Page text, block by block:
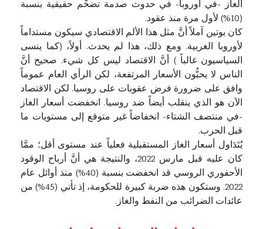
الغاز -في أوروبا- في حدوث صدمة تضخُّم حقيقية بنسبة
(10%) لأول مرة منذ عقود.
كان بوتين آملاً أنَّ مثل هذا الألم الاقتصادي سيكون مستداماً
لأوروبا الغربية. ومع ذلك، هذا لم يحدث. أولاً، (كما ينسى
السياسيون غالباً ) أنَّ الاقتصاد ليس كل شيء. صحيح أنَّ
الناس لا يحبُّون الأسعار المرتفعة، لكن الرأي العام عموماً
وافق على ضرورة فرض عقوبات على روسيا. لكن الاقتصاد
الآن هو الذي ينقلب أيضاً ضد روسيا. انخفضت أسعار الغاز
-في منتصف الشتاء- انخفاضاً غير متوقع إلى مستويات ما
قبل الحرب.
يُتَدَاول أسعار الغاز المستقبلية فعلياً عند مستوى أقل؛ ممَّا
كان عليه قبل مارس 2022، والنتيجة هي أنَّ أرباح الوقود
الأحفوري الروسي قد انخفضت بنسبة (40%) منذ أوائل عام
2022. وستكون هذه ضربة كبيرة للحكومة، إذ تأتي (45%) من
عائدات الضرائب من النفط والغاز.